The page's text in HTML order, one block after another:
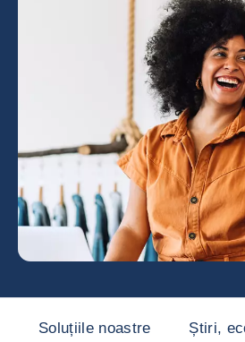
Soluțiile noastre
Știri,